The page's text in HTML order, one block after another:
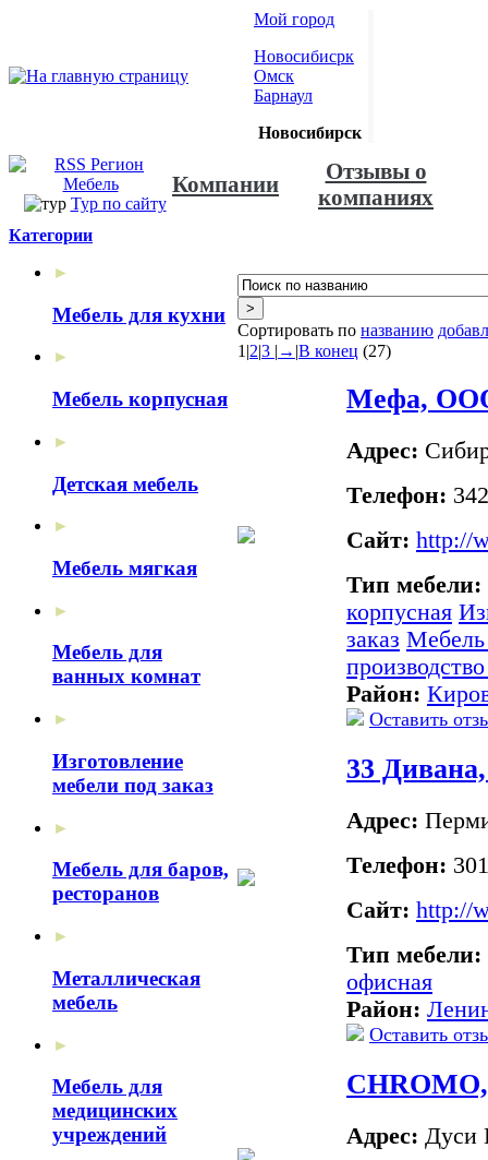
Мой город
Новосибисрк
Омск
Барнаул
Новосибирск
Тур по сайту
Компании
Отзывы о
компаниях
Категории
►
Мебель для кухни
►
Мебель корпусная
►
Детская мебель
►
Мебель мягкая
►
Мебель для
ванных комнат
►
Изготовление
мебели под заказ
►
Мебель для баров,
ресторанов
►
Металлическая
мебель
►
Мебель для
медицинских
учреждений
Сортировать по названию
1 |2|3 | → |В конец (27)
Мефа,
Адрес:
Телефон:
Сайт: http://
Тип мебели:
корпусная
заказ
Район:
Оставить
33
Адрес:
Телефон:
Сайт: http://
Тип мебели:
офисная
Район:
Оставить
Адрес: Дуси